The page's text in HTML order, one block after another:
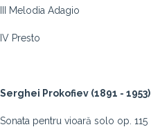
III Melodia Adagio
IV Presto
Serghei Prokofiev (1891 - 1953)
Sonata pentru vioară solo op. 115